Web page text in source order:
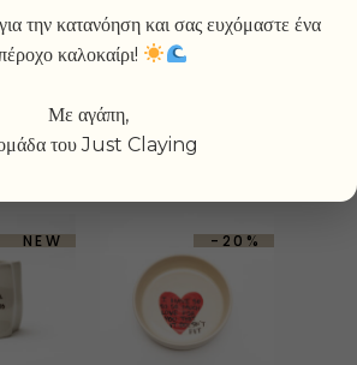
€
27,00€
-10%
NEW -20%
την κατανόηση και σας ευχόμαστε ένα
καλοκαίρι!
Με αγάπη,
του Just Claying